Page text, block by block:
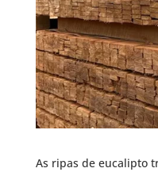
As ripas de eucalipto